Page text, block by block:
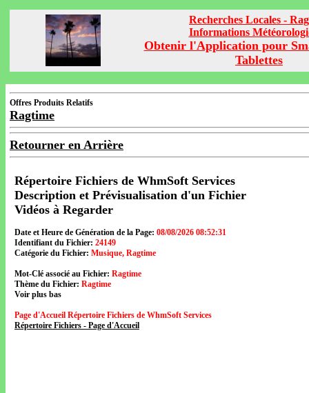
Recherches Locales -
Informations
Obtenir l'Application pour
Tablettes
Offres Produits Relatifs
Ragtime
Retourner en Arrière
Répertoire Fichiers de WhmSoft Services
Description et Prévisualisation d'un Fichier
Vidéos à Regarder
Date et Heure de Génération de la Page: 08/08/2026 08:52:31
Identifiant du Fichier: 24149
Catégorie du Fichier: Musique, Ragtime
Mot-Clé associé au Fichier: Ragtime
Thème du Fichier: Ragtime
Voir plus bas
Page d'Accueil Répertoire Fichiers de WhmSoft Services
Répertoire Fichiers - Page d'Accueil